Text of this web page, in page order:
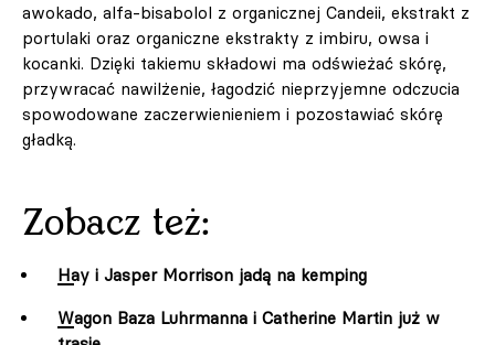
awokado, alfa-bisabolol z organicznej Candeii, ekstrakt z
portulaki oraz organiczne ekstrakty z imbiru, owsa i
kocanki. Dzięki takiemu składowi ma odświeżać skórę,
przywracać nawilżenie, łagodzić nieprzyjemne odczucia
spowodowane zaczerwienieniem i pozostawiać skórę
gładką.
Zobacz też:
Hay i Jasper Morrison jadą na kemping
Wagon Baza Luhrmanna i Catherine Martin już w